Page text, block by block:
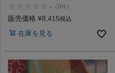
- （0件 ）
販売価格 ¥8,415税込
在庫を見る